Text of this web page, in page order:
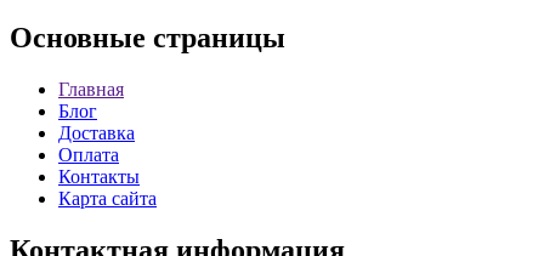
Основные страницы
Главная
Блог
Доставка
Оплата
Контакты
Карта сайта